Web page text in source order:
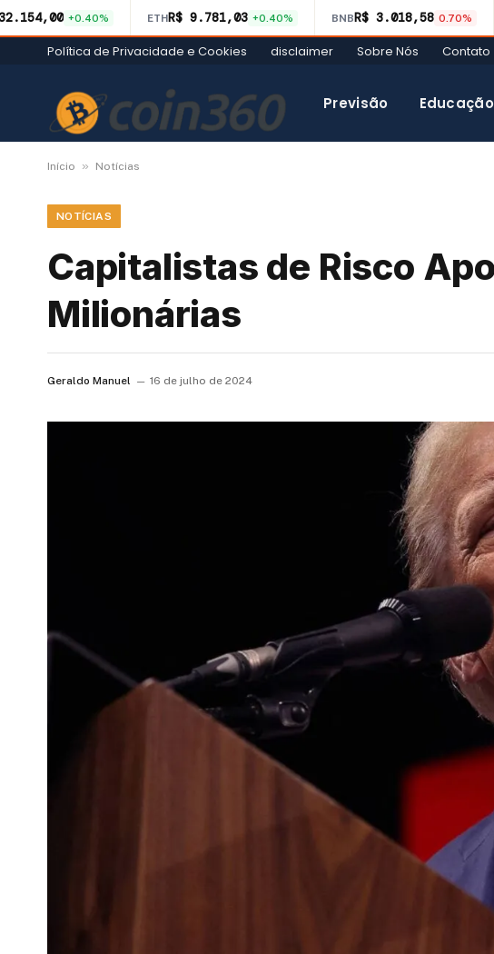
+0.40% ETHR$ 9.781,03 +0.40% BNBR$ 3.018,58 0.70%
Política de Privacidade e Cookies disclaimer Sobre Nós Contato
Previsão Educação
Início » Notícias
NOTÍCIAS
Capitalistas de Risco
Milionárias
Geraldo Manuel 16 de julho de 2024